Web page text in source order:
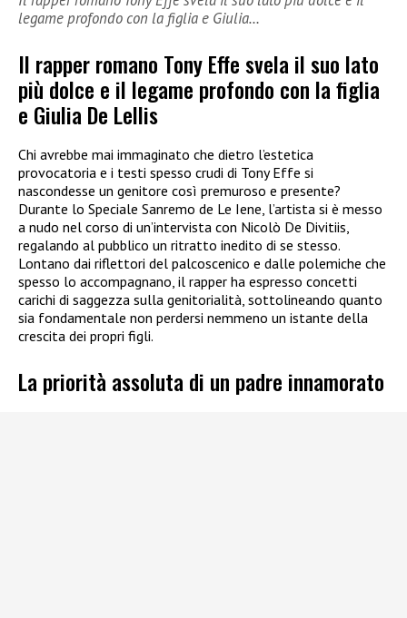
legame profondo con la figlia e Giulia…
Il rapper romano Tony Effe svela il suo lato
più dolce e il legame profondo con la figlia
e Giulia De Lellis
Chi avrebbe mai immaginato che dietro l’estetica
provocatoria e i testi spesso crudi di Tony Effe si
nascondesse un genitore così premuroso e presente?
Durante lo Speciale Sanremo de Le Iene, l’artista si è messo
a nudo nel corso di un’intervista con Nicolò De Divitiis,
regalando al pubblico un ritratto inedito di se stesso.
Lontano dai riflettori del palcoscenico e dalle polemiche che
spesso lo accompagnano, il rapper ha espresso concetti
carichi di saggezza sulla genitorialità, sottolineando quanto
sia fondamentale non perdersi nemmeno un istante della
crescita dei propri figli.
La priorità assoluta di un padre innamorato